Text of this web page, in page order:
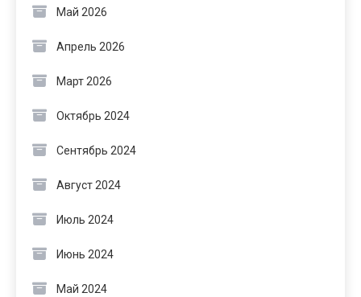
Май 2026
Апрель 2026
Март 2026
Октябрь 2024
Сентябрь 2024
Август 2024
Июль 2024
Июнь 2024
Май 2024